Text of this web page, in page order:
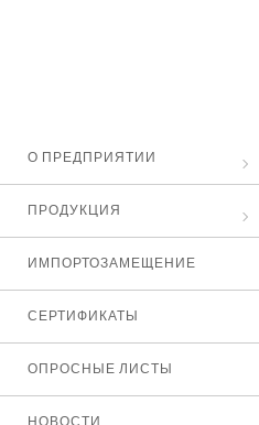
О ПРЕДПРИЯТИИ
ПРОДУКЦИЯ
ИМПОРТОЗАМЕЩЕНИЕ
СЕРТИФИКАТЫ
ОПРОСНЫЕ ЛИСТЫ